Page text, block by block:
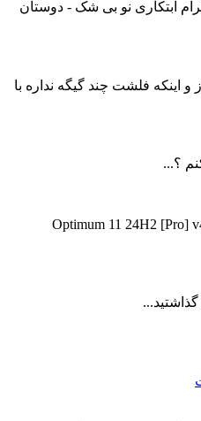
ابتکاری نو بی شک - دوستان
و اینکه فلشت چند گیگه نداره با
؟...
Optimum 11 24H2 [Pro]